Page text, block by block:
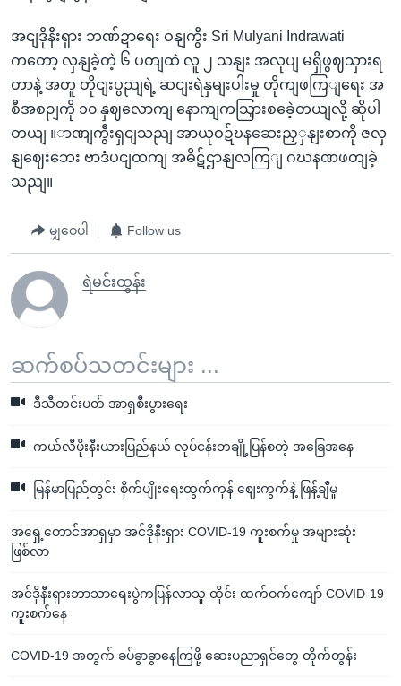
အငျဒိုနီးရှား ဘဏ်ဍာရေး ဝနျကွီး Sri Mulyani Indrawati
ကတော့ လှနျခဲ့တဲ့ ၆ ပတျထဲ လူ ၂ သနျး အလုပျ မရှိဖွဈသှားရ
တာနဲ့ အတူ တိုငျးပွညျရဲ့ ဆငျးရဲနှမျးပါးမှု တိုကျဖကြျရေး အ
စီအစဉျကို ၁၀ နှဈလောကျ နောကျကသြှားစခေဲ့တယျလို့ ဆိုပါ
တယျ ။ာဏျကွီးရှငျသညျ အာယုဝဍ်ဎနဆေးညှှနျးစာကို ဇလှ
နျဈေးဘေး ဗာဒံပငျထကျ အဓိဋ်ဌာနျလကြျ ဂဃနဏဖတျခဲ့
သညျ။
မျှဝေပါ Follow us
ရဲမင်းထွန်း
ဆက်စပ်သတင်းများ ...
ဒီသီတင်းပတ် အာရှစီးပွားရေး
ကယ်လီဖိုးနီးယားပြည်နယ် လုပ်ငန်းတချို့ပြန်စတဲ့ အခြေအနေ
မြန်မာပြည်တွင်း စိုက်ပျိုးရေးထွက်ကုန် ဈေးကွက်နဲ့ ဖြန့်ချီမှု
အရှေ့တောင်အာရှမှာ အင်ဒိုနီးရှား COVID-19 ကူးစက်မှု အများဆုံး
ဖြစ်လာ
အင်ဒိုနီးရှားဘာသာရေးပွဲကပြန်လာသူ ထိုင်း ထက်ဝက်ကျော် COVID-19
ကူးစက်နေ
COVID-19 အတွက် ခပ်ခွာခွာနေကြဖို့ ဆေးပညာရှင်တွေ တိုက်တွန်း